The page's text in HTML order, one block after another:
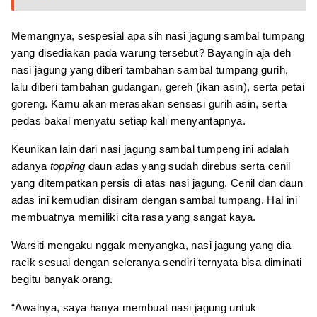
Memangnya, sespesial apa sih nasi jagung sambal tumpang
yang disediakan pada warung tersebut? Bayangin aja deh
nasi jagung yang diberi tambahan sambal tumpang gurih,
lalu diberi tambahan gudangan, gereh (ikan asin), serta petai
goreng. Kamu akan merasakan sensasi gurih asin, serta
pedas bakal menyatu setiap kali menyantapnya.
Keunikan lain dari nasi jagung sambal tumpeng ini adalah
adanya topping daun adas yang sudah direbus serta cenil
yang ditempatkan persis di atas nasi jagung. Cenil dan daun
adas ini kemudian disiram dengan sambal tumpang. Hal ini
membuatnya memiliki cita rasa yang sangat kaya.
Warsiti mengaku nggak menyangka, nasi jagung yang dia
racik sesuai dengan seleranya sendiri ternyata bisa diminati
begitu banyak orang.
“Awalnya, saya hanya membuat nasi jagung untuk